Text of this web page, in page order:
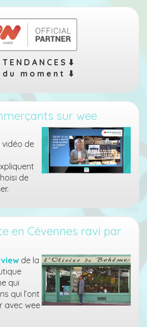
E N D A N C E S ⬇︎
u m o m e n t ⬇︎
sur wee
vidéo de
de
en Cévennes ravi par
de la
qui
qui l’ont
avec wee